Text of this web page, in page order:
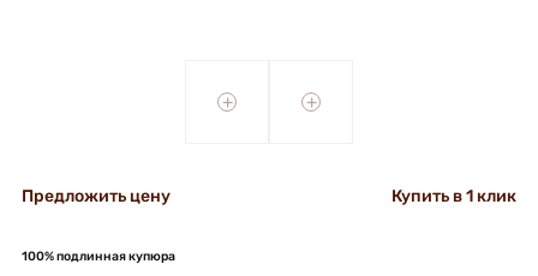
+ +
Предложить цену Купить в 1 клик
100% подлинная купюра